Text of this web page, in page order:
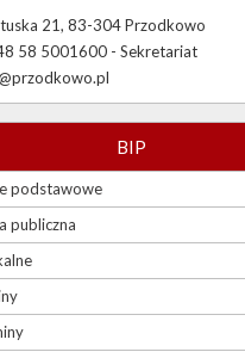
21, 83-304 Przodkowo
58 5001600 - Sekretariat
BIP
podstawowe
publiczna